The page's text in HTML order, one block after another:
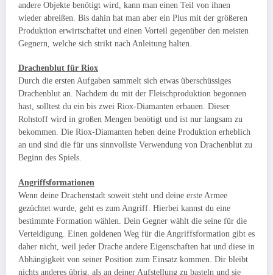
andere Objekte benötigt wird, kann man einen Teil von ihnen
wieder abreißen. Bis dahin hat man aber ein Plus mit der größeren
Produktion erwirtschaftet und einen Vorteil gegenüber den meisten
Gegnern, welche sich strikt nach Anleitung halten.
Drachenblut für Riox
Durch die ersten Aufgaben sammelt sich etwas überschüssiges
Drachenblut an. Nachdem du mit der Fleischproduktion begonnen
hast, solltest du ein bis zwei Riox-Diamanten erbauen. Dieser
Rohstoff wird in großen Mengen benötigt und ist nur langsam zu
bekommen. Die Riox-Diamanten heben deine Produktion erheblich
an und sind die für uns sinnvollste Verwendung von Drachenblut zu
Beginn des Spiels.
Angriffsformationen
Wenn deine Drachenstadt soweit steht und deine erste Armee
gezüchtet wurde, geht es zum Angriff. Hierbei kannst du eine
bestimmte Formation wählen. Dein Gegner wählt die seine für die
Verteidigung. Einen goldenen Weg für die Angriffsformation gibt es
daher nicht, weil jeder Drache andere Eigenschaften hat und diese in
Abhängigkeit von seiner Position zum Einsatz kommen. Dir bleibt
nichts anderes übrig, als an deiner Aufstellung zu basteln und sie